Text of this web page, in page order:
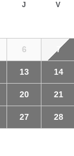
J V
6 7
13 14
20 21
27 28